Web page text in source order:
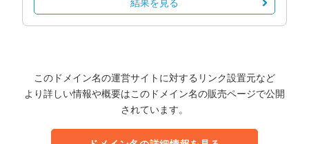
結果を見る
このドメイン名の運営サイトに対するリンク設置元など
より詳しい情報や概要はこのドメイン名の販売ページで公開
されています。